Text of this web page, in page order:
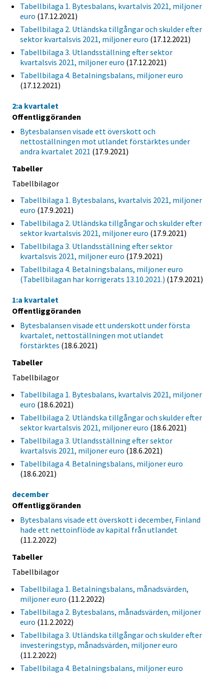
Tabellbilaga 1. Bytesbalans, kvartalvis 2021, miljoner
euro (17.12.2021)
Tabellbilaga 2. Utländska tillgångar och skulder efter
sektor kvartalsvis 2021, miljoner euro (17.12.2021)
Tabellbilaga 3. Utlandsställning efter sektor
kvartalsvis 2021, miljoner euro (17.12.2021)
Tabellbilaga 4. Betalningsbalans, miljoner euro
(17.12.2021)
2:a kvartalet
Offentliggöranden
Bytesbalansen visade ett överskott och
nettoställningen mot utlandet förstärktes under
andra kvartalet 2021 (17.9.2021)
Tabeller
Tabellbilagor
Tabellbilaga 1. Bytesbalans, kvartalvis 2021, miljoner
euro (17.9.2021)
Tabellbilaga 2. Utländska tillgångar och skulder efter
sektor kvartalsvis 2021, miljoner euro (17.9.2021)
Tabellbilaga 3. Utlandsställning efter sektor
kvartalsvis 2021, miljoner euro (17.9.2021)
Tabellbilaga 4. Betalningsbalans, miljoner euro
(Tabellbilagan har korrigerats 13.10.2021.) (17.9.2021)
1:a kvartalet
Offentliggöranden
Bytesbalansen visade ett underskott under första
kvartalet, nettoställningen mot utlandet
förstärktes (18.6.2021)
Tabeller
Tabellbilagor
Tabellbilaga 1. Bytesbalans, kvartalvis 2021, miljoner
euro (18.6.2021)
Tabellbilaga 2. Utländska tillgångar och skulder efter
sektor kvartalsvis 2021, miljoner euro (18.6.2021)
Tabellbilaga 3. Utlandsställning efter sektor
kvartalsvis 2021, miljoner euro (18.6.2021)
Tabellbilaga 4. Betalningsbalans, miljoner euro
(18.6.2021)
december
Offentliggöranden
Bytesbalans visade ett överskott i december, Finland
hade ett nettoinflöde av kapital från utlandet
(11.2.2022)
Tabeller
Tabellbilagor
Tabellbilaga 1. Betalningsbalans, månadsvärden,
miljoner euro (11.2.2022)
Tabellbilaga 2. Bytesbalans, månadsvärden, miljoner
euro (11.2.2022)
Tabellbilaga 3. Utländska tillgångar och skulder efter
investeringstyp, månadsvärden, miljoner euro
(11.2.2022)
Tabellbilaga 4. Betalningsbalans, miljoner euro